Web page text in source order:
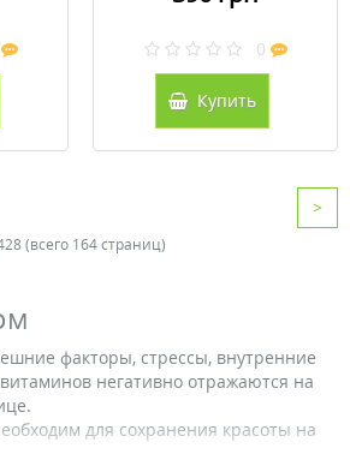
0
Купить
>
(всего 164 страниц)
факторы, стрессы, внутренние
негативно отражаются на
для сохранения красоты на